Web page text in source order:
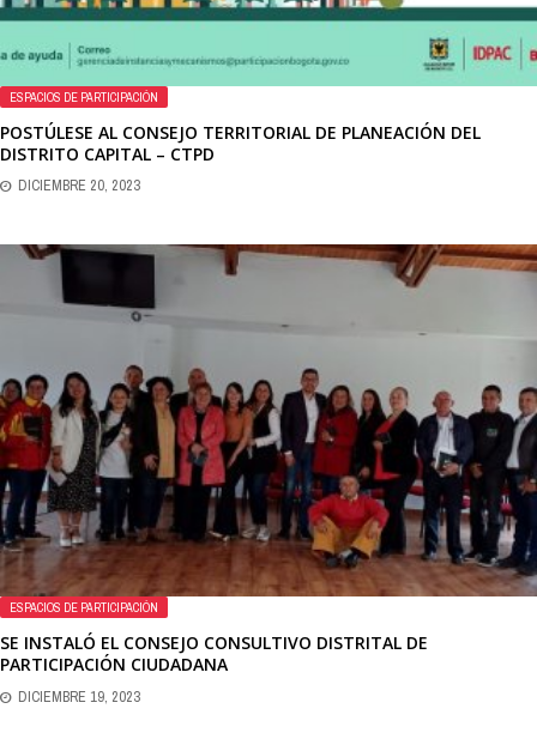
ESPACIOS DE PARTICIPACIÓN
POSTÚLESE AL CONSEJO TERRITORIAL DE PLANEACIÓN DEL
DISTRITO CAPITAL – CTPD
DICIEMBRE 20, 2023
ESPACIOS DE PARTICIPACIÓN
SE INSTALÓ EL CONSEJO CONSULTIVO DISTRITAL DE
PARTICIPACIÓN CIUDADANA
DICIEMBRE 19, 2023